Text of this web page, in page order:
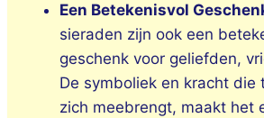
Een Betekenisvol
sieraden zijn ook een
geschenk voor geliefden,
De symboliek en kracht die
zich meebrengt, maakt het